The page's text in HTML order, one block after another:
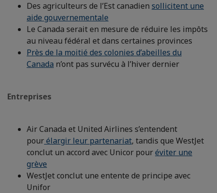
Des agriculteurs de l’Est canadien sollicitent une
aide gouvernementale
Le Canada serait en mesure de réduire les impôts
au niveau fédéral et dans certaines provinces
Près de la moitié des colonies d’abeilles du
Canada n’ont pas survécu à l’hiver dernier​
Entreprises
Air Canada et United Airlines s’entendent
pourélargir leur partenariat, tandis que WestJet
conclut un accord avec Unicor pouréviter une
grève
WestJet conclut une entente de principe avec
Unifor